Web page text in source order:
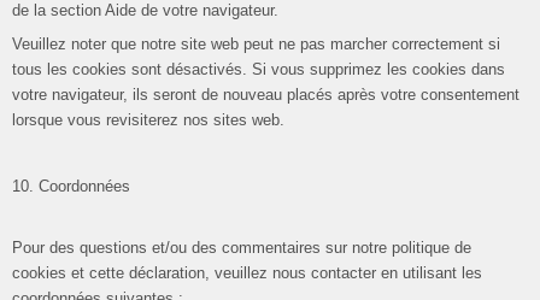
de la section Aide de votre navigateur.
Veuillez noter que notre site web peut ne pas marcher correctement si
tous les cookies sont désactivés. Si vous supprimez les cookies dans
votre navigateur, ils seront de nouveau placés après votre consentement
lorsque vous revisiterez nos sites web.
10. Coordonnées
Pour des questions et/ou des commentaires sur notre politique de
cookies et cette déclaration, veuillez nous contacter en utilisant les